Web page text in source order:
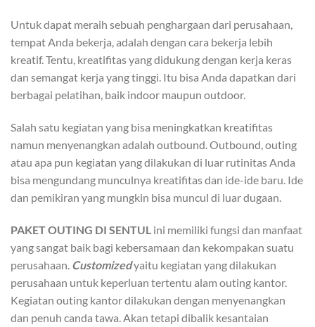
Untuk dapat meraih sebuah penghargaan dari perusahaan,
tempat Anda bekerja, adalah dengan cara bekerja lebih
kreatif. Tentu, kreatifitas yang didukung dengan kerja keras
dan semangat kerja yang tinggi. Itu bisa Anda dapatkan dari
berbagai pelatihan, baik indoor maupun outdoor.
Salah satu kegiatan yang bisa meningkatkan kreatifitas
namun menyenangkan adalah outbound. Outbound, outing
atau apa pun kegiatan yang dilakukan di luar rutinitas Anda
bisa mengundang munculnya kreatifitas dan ide-ide baru. Ide
dan pemikiran yang mungkin bisa muncul di luar dugaan.
PAKETOUTING DI SENTUL ini memiliki fungsi dan manfaat
yang sangat baik bagi kebersamaan dan kekompakan suatu
perusahaan. Customizedyaitu kegiatan yang dilakukan
perusahaan untuk keperluan tertentu alam outing kantor.
Kegiatan outing kantor dilakukan dengan menyenangkan
dan penuh canda tawa. Akan tetapi dibalik kesantaian